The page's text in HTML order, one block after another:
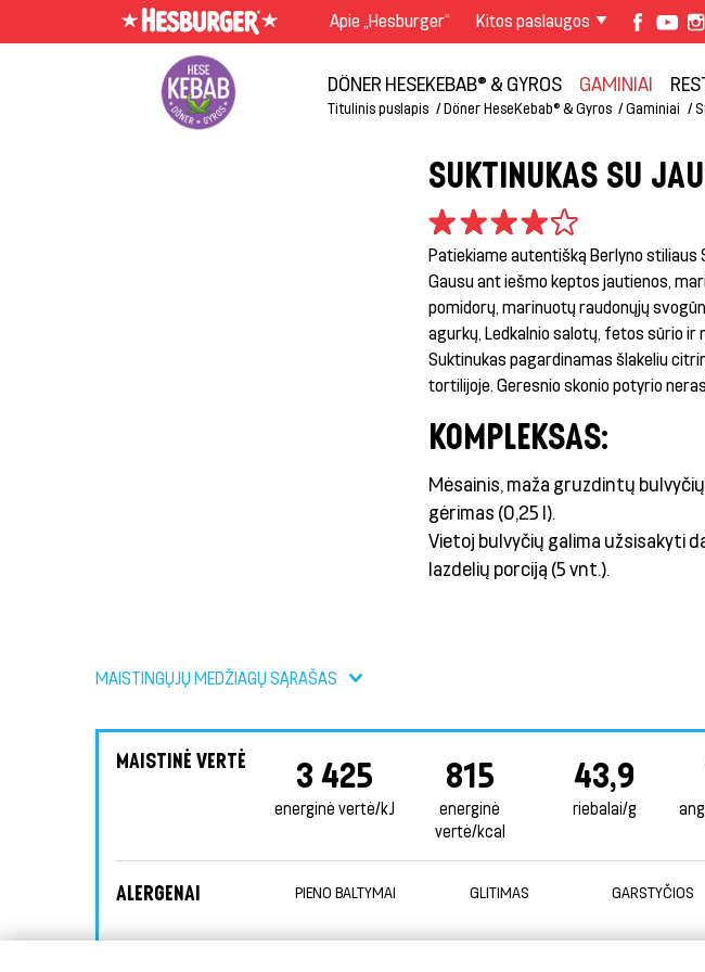
Apie „Hesburger“ Kitos paslaugos
DÖNER HESEKEBAB® & GYROS GAMINIAI
Titulinis puslapis Döner HeseKebab® & Gyros Gaminiai
SUKTINUKAS SU
Patiekiame autentišką Berlyno stiliaus
Gausu ant iešmo keptos jautienos,
pomidorų, marinuotų raudonųjų
agurkų, Ledkalnio salotų, fetos sūrio ir
Suktinukas pagardinamas šlakeliu
tortilijoje. Geresnio skonio potyrio
KOMPLEKSAS:
Mėsainis, maža gruzdintų
gėrimas (0,25 l).
Vietoj bulvyčių galima užsisakyti
lazdelių porciją (5 vnt.).
MAISTINGŲJŲ MEDŽIAGŲ SĄRAŠAS
MAISTINĖ VERTĖ 3 425
energinė vertė/kJ
815
energinė
vertė/kcal
43,9
riebalai/g
ALERGENAI PIENO BALTYMAI GLITIMAS GARSTYČIOS